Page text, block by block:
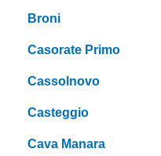
Broni
Casorate Primo
Cassolnovo
Casteggio
Cava Manara